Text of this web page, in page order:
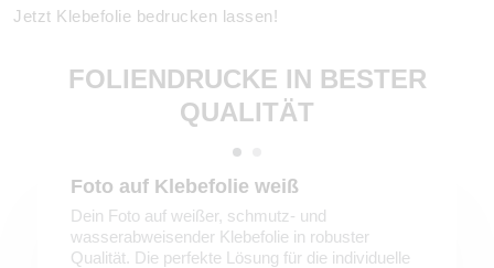
Jetzt Klebefolie bedrucken lassen!
FOLIENDRUCKE IN BESTER
QUALITÄT
Foto auf Klebefolie weiß
Dein Foto auf weißer, schmutz- und
wasserabweisender Klebefolie in robuster
Qualität. Die perfekte Lösung für die individuelle